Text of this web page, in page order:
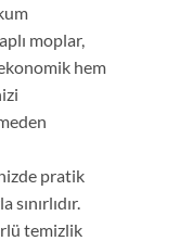
moplar,
hem
pratik
temizlik